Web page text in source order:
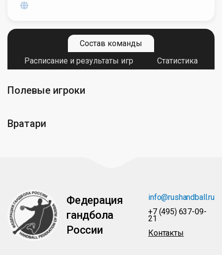
Состав команды
Расписание и результаты игр
Статистика
Полевые игроки
Вратари
Федерация
гандбола
России
info@rushandball.ru
+7 (495) 637-09-
21
Контакты